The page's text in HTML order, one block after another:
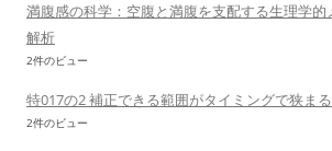
満腹感の科学：空腹と満腹を支配する生理学的
解析
2件のビュー
特017の2 補正できる範囲がタイミングで狭ま
2件のビュー